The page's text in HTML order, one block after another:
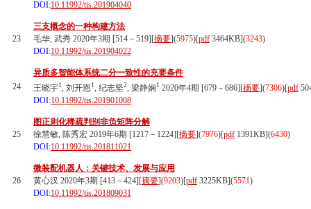
DOI:10.11992/tis.201904040
23
三支概念的一种构建方法
毛华, 武秀 2020年3期 [514－519][摘要](5975)[pdf 3464KB](3243)
DOI:10.11992/tis.201904022
24
异质多智能体系统二分一致性的充要条件
王晓宇1, 刘开恩1, 纪志坚2, 梁静娴1 2020年4期 [679－686][摘要](7306)[pdf
DOI:10.11992/tis.201901008
25
图正则化稀疏判别非负矩阵分解
徐慧敏, 陈秀宏 2019年6期 [1217－1224][摘要](7976)[pdf 1391KB](6430)
DOI:10.11992/tis.201811021
26
微装配机器人：关键技术、发展与应用
黄心汉 2020年3期 [413－424][摘要](9203)[pdf 3225KB](5571)
DOI:10.11992/tis.201809031